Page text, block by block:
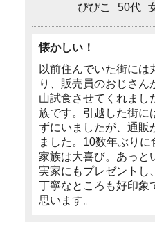
ぴぴこ 50代
懐かしい！
以前住んでいた街には
り、販売員のおじさん
山試食させてくれまし
族です。引越した街に
ずにいましたが、通販
ました。10数年ぶりに
家族は大喜び。あっと
実家にもプレゼントし
丁寧なところも好印象
思います。